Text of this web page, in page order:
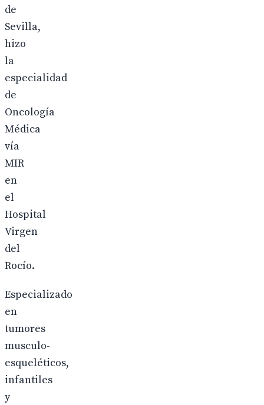
de
Sevilla,
hizo
la
especialidad
de
Oncología
Médica
vía
MIR
en
el
Hospital
Virgen
del
Rocío.
Especializado
en
tumores
musculo-
esqueléticos,
infantiles
y